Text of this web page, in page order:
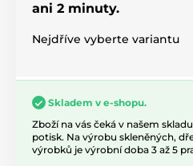
ani 2 minuty.
Nejdříve vyberte variantu
Skladem v e-shopu.
Zboží na vás čeká v našem
potisk. Na výrobu skleněných,
výrobků je výrobní doba 3 až 5